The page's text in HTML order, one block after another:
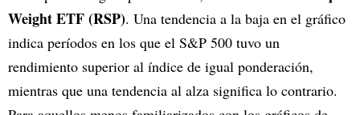
Weight ETF (RSP). Una tendencia a la baja en el gráfico
indica períodos en los que el S&P 500 tuvo un
rendimiento superior al índice de igual ponderación,
mientras que una tendencia al alza significa lo contrario.